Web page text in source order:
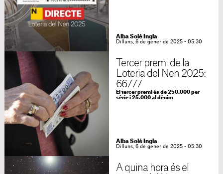
Alba Solé Ingla
Dilluns, 6 de gener de 2025 - 05:30
Tercer premi de la
Loteria del Nen 2025:
66777
El tercer premi és de 250.000 per
sèrie i 25.000 al dècim
Alba Solé Ingla
Dilluns, 6 de gener de 2025 - 05:30
A quina hora és el